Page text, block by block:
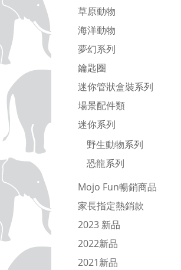
草原動物
海洋動物
夢幻系列
鑰匙圈
迷你管狀盒裝系列
場景配件類
迷你系列
野生動物系列
恐龍系列
Mojo Fun暢銷商品
家長指定熱銷款
2023 新品
2022新品
2021新品